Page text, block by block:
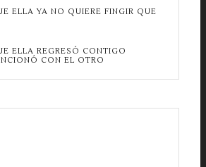
ELLA YA NO QUIERE FINGIR QUE
ELLA REGRESÓ CONTIGO
CON EL OTRO